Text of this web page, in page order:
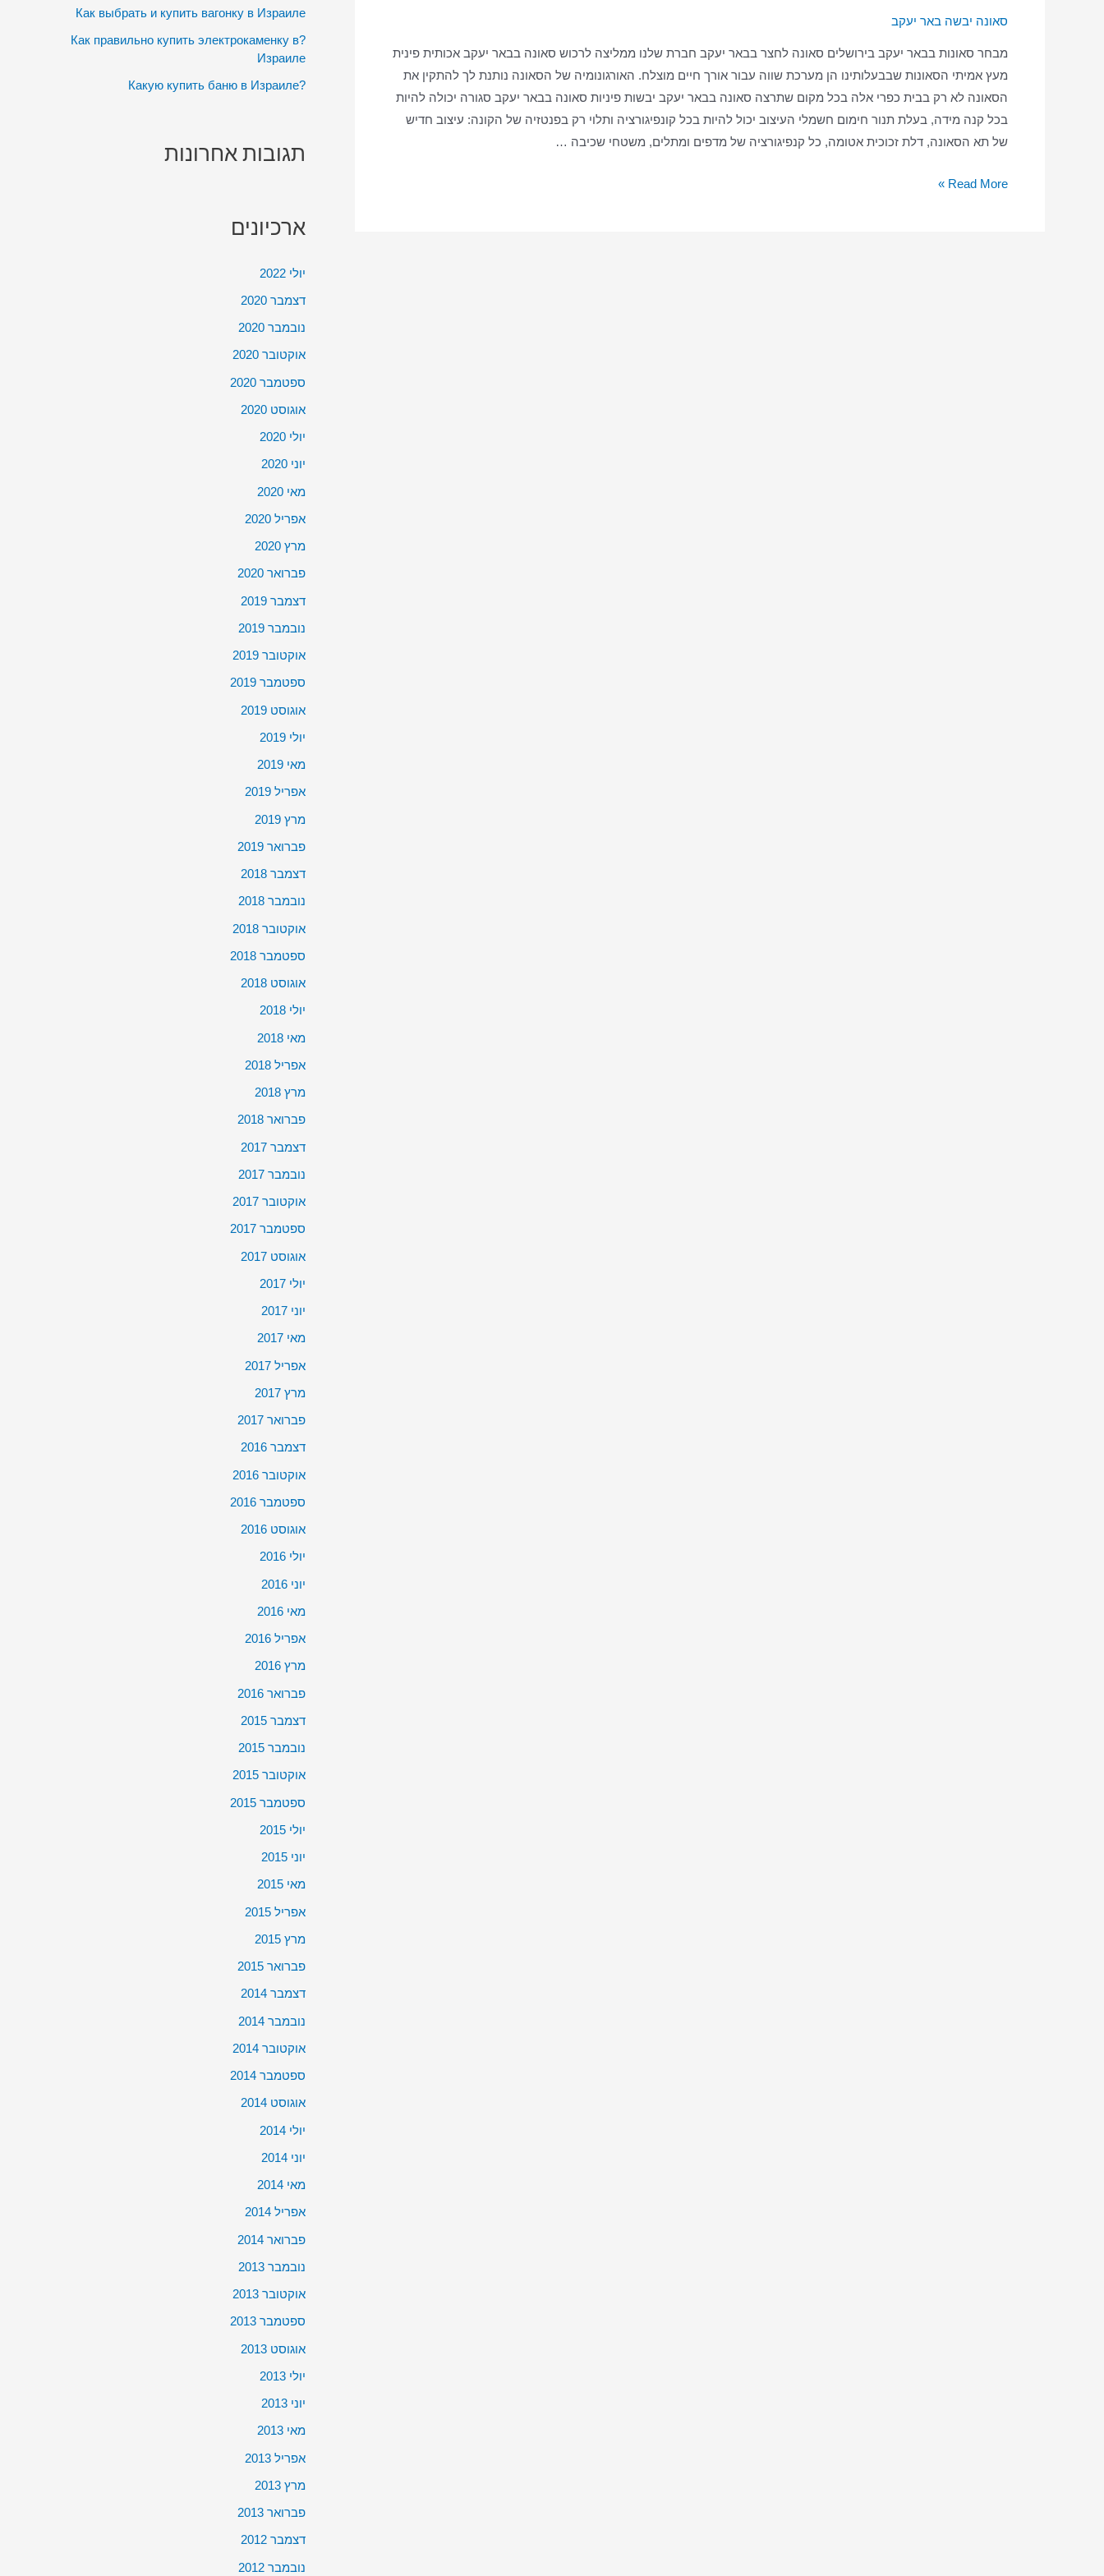
סאונה יבשה באר יעקב
מבחר סאונות בבאר יעקב בירושלים סאונה לחצר בבאר יעקב חברת שלנו ממליצה לרכוש סאונה בבאר יעקב אכותית פינית
מעץ אמיתי הסאונות שבבעלותינו הן מערכת שווה עבור אורך חיים מוצלח. האורגונומיה של הסאונה נותנת לך להתקין את
הסאונה לא רק בבית כפרי אלה בכל מקום שתרצה סאונה בבאר יעקב יבשות פיניות סאונה בבאר יעקב סגורה יכולה להיות
בכל קנה מידה, בעלת תנור חימום חשמלי העיצוב יכול להיות בכל קונפיגורציה ותלוי רק בפנטזיה של הקונה: עיצוב חדיש
של תא הסאונה, דלת זכוכית אטומה, כל קנפיגורציה של מדפים ומתלים, משטחי שכיבה …
סאונה
Read More »
:
Как выбрать и купить вагонку в Израиле
?Как правильно купить электрокаменку в
Израиле
?Какую купить баню в Израиле
תגובות אחרונות
ארכיונים
יולי 2022
דצמבר 2020
נובמבר 2020
אוקטובר 2020
ספטמבר 2020
אוגוסט 2020
יולי 2020
יוני 2020
מאי 2020
אפריל 2020
מרץ 2020
פברואר 2020
דצמבר 2019
נובמבר 2019
אוקטובר 2019
ספטמבר 2019
אוגוסט 2019
יולי 2019
מאי 2019
אפריל 2019
מרץ 2019
פברואר 2019
דצמבר 2018
נובמבר 2018
אוקטובר 2018
ספטמבר 2018
אוגוסט 2018
יולי 2018
מאי 2018
אפריל 2018
מרץ 2018
פברואר 2018
דצמבר 2017
נובמבר 2017
אוקטובר 2017
ספטמבר 2017
אוגוסט 2017
יולי 2017
יוני 2017
מאי 2017
אפריל 2017
מרץ 2017
פברואר 2017
דצמבר 2016
אוקטובר 2016
ספטמבר 2016
אוגוסט 2016
יולי 2016
יוני 2016
מאי 2016
אפריל 2016
מרץ 2016
פברואר 2016
דצמבר 2015
נובמבר 2015
אוקטובר 2015
ספטמבר 2015
יולי 2015
יוני 2015
מאי 2015
אפריל 2015
מרץ 2015
פברואר 2015
דצמבר 2014
נובמבר 2014
אוקטובר 2014
ספטמבר 2014
אוגוסט 2014
יולי 2014
יוני 2014
מאי 2014
אפריל 2014
פברואר 2014
נובמבר 2013
אוקטובר 2013
ספטמבר 2013
אוגוסט 2013
יולי 2013
יוני 2013
מאי 2013
אפריל 2013
מרץ 2013
פברואר 2013
דצמבר 2012
נובמבר 2012